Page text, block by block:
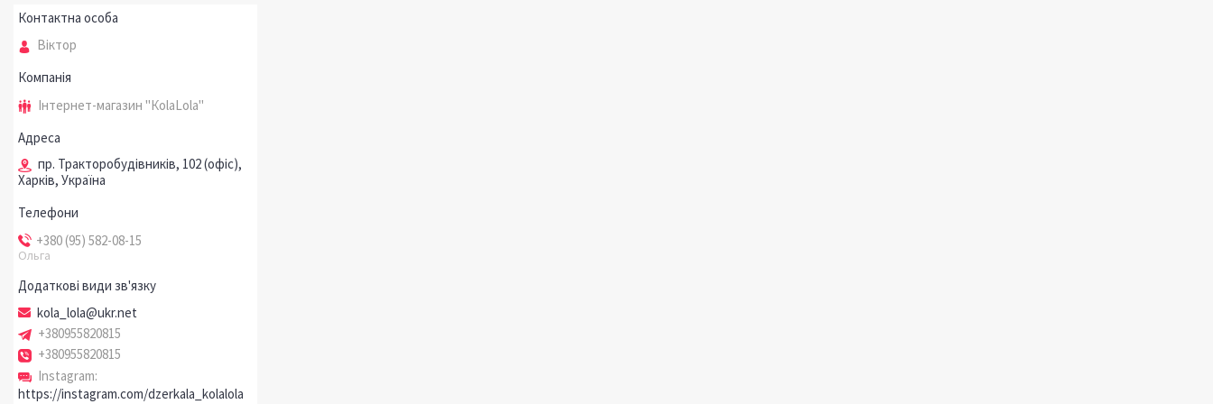
Віктор
Інтернет-магазин "КоlaLola"
пр. Тракторобудівників, 102 (офіс),
Харків, Україна
+380 (95) 582-08-15
Ольга
kola_lola@ukr.net
+380955820815
+380955820815
Instagram
https://instagram.com/dzerkala_kolalola